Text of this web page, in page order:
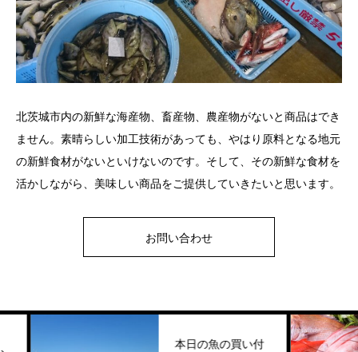
北茨城市内の新鮮な海産物、畜産物、農産物がないと商品はでき
ません。素晴らしい加工技術があっても、やはり原料となる地元
の新鮮食材がないといけないのです。そして、その新鮮な食材を
活かしながら、美味しい商品をご提供していきたいと思います。
お問い合わせ
本日の魚の買い付